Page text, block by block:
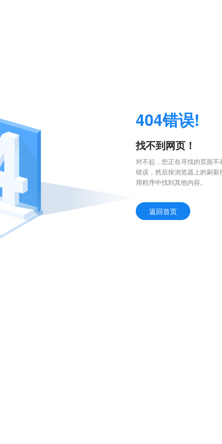
404错误!
找不到网页！
对不起，您正在寻找的页面
错误，然后按浏览器上的刷
用程序中找到其他内容。
返回首页